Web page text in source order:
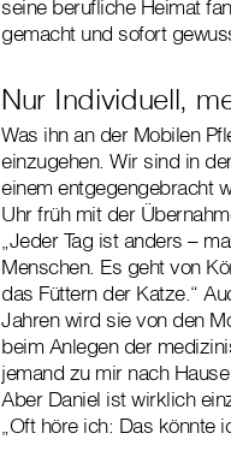
seine berufliche Heimat
gemacht und sofort
Nur Individuell,
Was ihn an der Mobilen
einzugehen. Wir sind in
einem entgegengebracht
Uhr früh mit der
„Jeder Tag ist anders –
Menschen. Es geht von
das Füttern der Katze.“
Jahren wird sie von den
beim Anlegen der
jemand zu mir nach
Aber Daniel ist wirklich
„Oft höre ich: Das könnte